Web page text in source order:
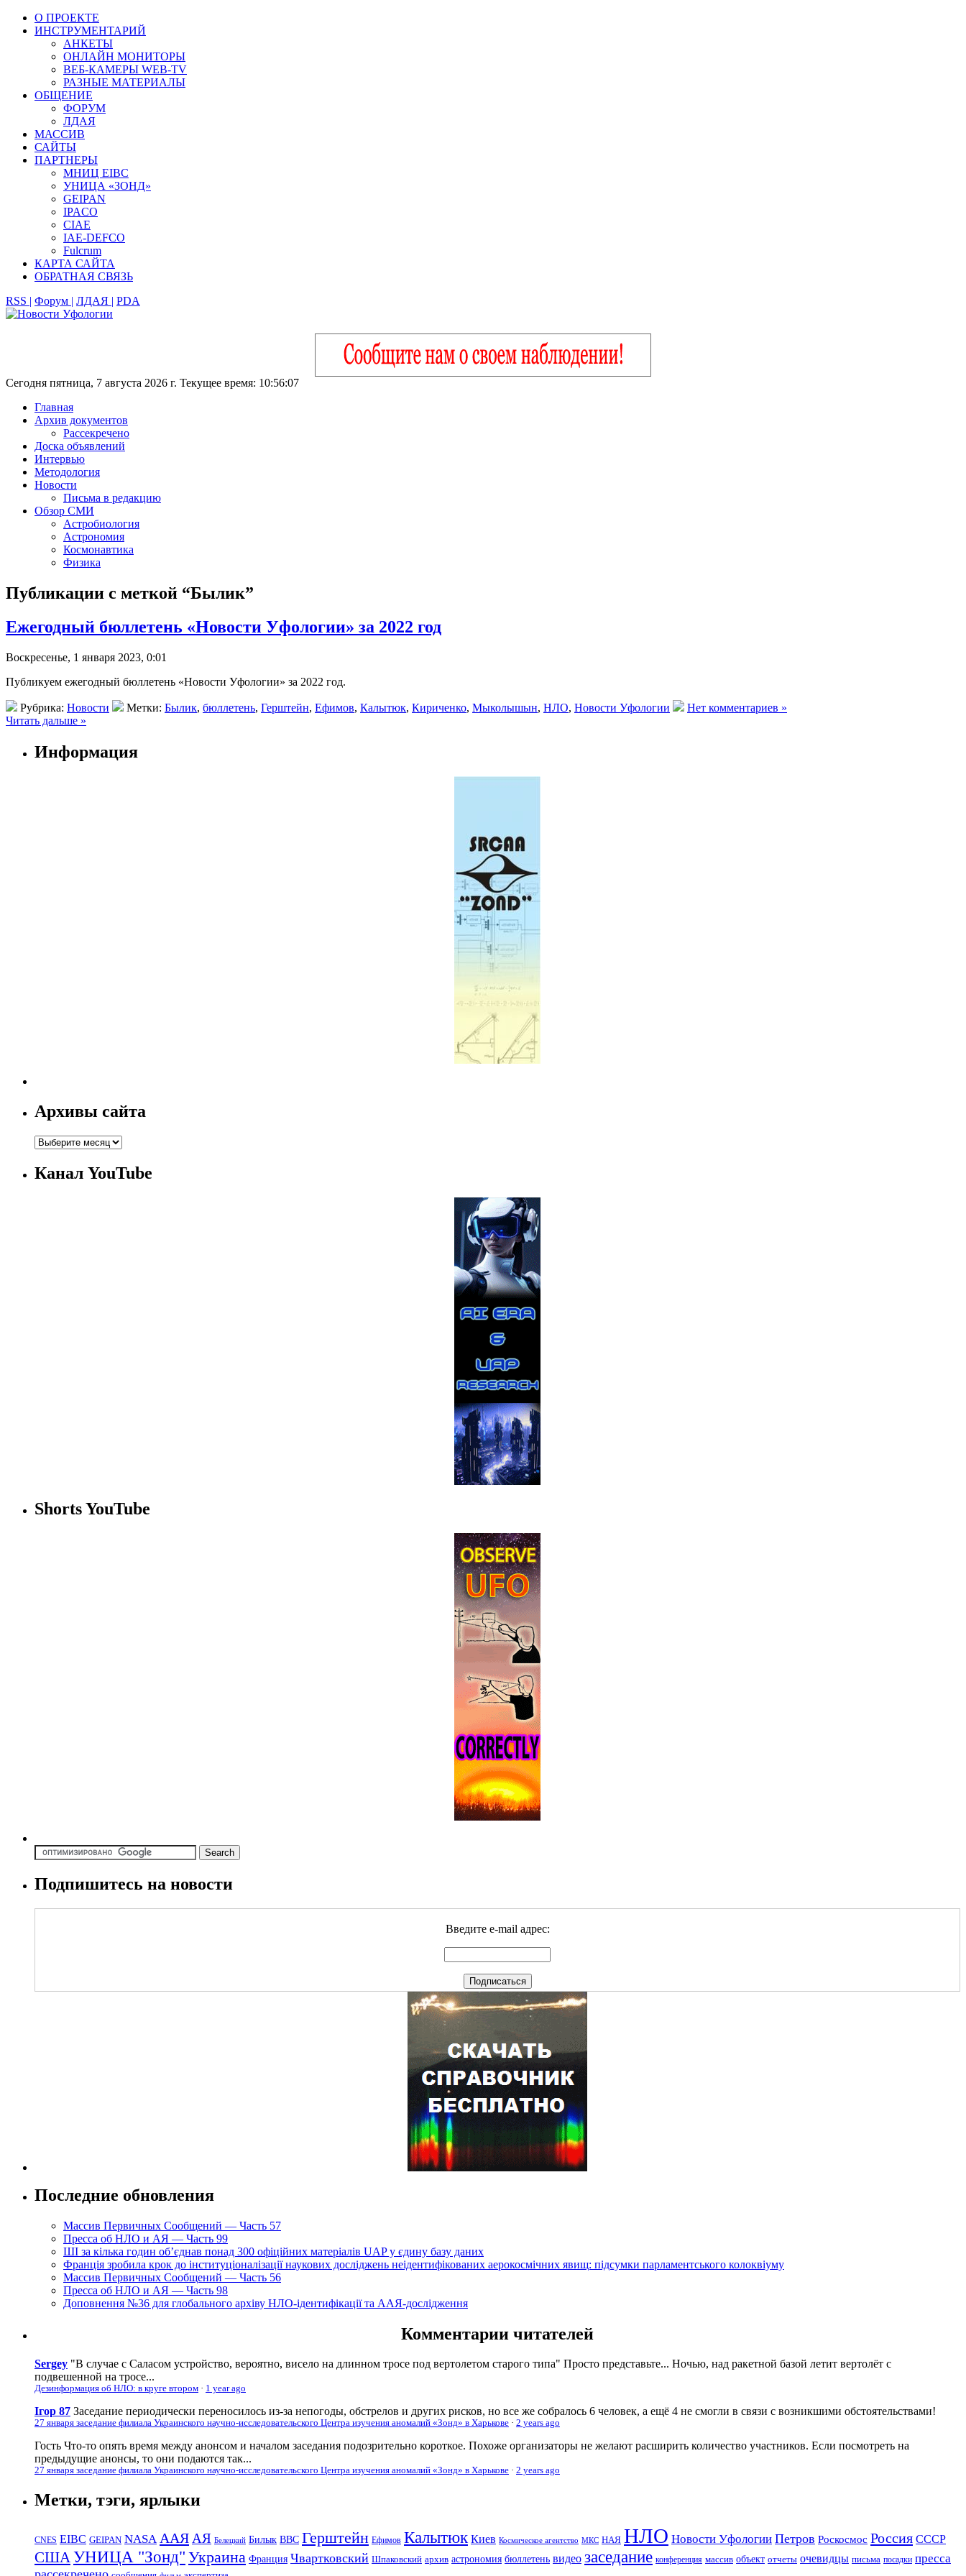
О ПРОЕКТЕ
ИНСТРУМЕНТАРИЙ
АНКЕТЫ
ОНЛАЙН МОНИТОРЫ
ВЕБ-КАМЕРЫ WEB-TV
РАЗНЫЕ МАТЕРИАЛЫ
ОБЩЕНИЕ
ФОРУМ
ЛДАЯ
МАССИВ
САЙТЫ
ПАРТНЕРЫ
МНИЦ EIBC
УНИЦА «ЗОНД»
GEIPAN
IPACO
CIAE
IAE-DEFCO
Fulcrum
КАРТА САЙТА
ОБРАТНАЯ СВЯЗЬ
RSS | Форум | ЛДАЯ | PDA
Сегодня пятница, 7 августа 2026 г. Текущее время: 10:56:07
Главная
Архив документов
Рассекречено
Доска объявлений
Интервью
Методология
Новости
Письма в редакцию
Обзор СМИ
Астробиология
Астрономия
Космонавтика
Физика
Публикации с меткой “Былик”
Ежегодный бюллетень «Новости Уфологии» за 2022 год
Воскресенье, 1 января 2023, 0:01
Публикуем ежегодный бюллетень «Новости Уфологии» за 2022 год.
Рубрика: Новости Метки: Былик, бюллетень, Герштейн, Ефимов, Калытюк, Кириченко, Мыколышын, НЛО, Новости Уфологии
Нет комментариев »
Читать дальше »
Информация
Архивы сайта
Канал YouTube
Shorts YouTube
Подпишитесь на новости
Введите e-mail адрес:
Последние обновления
Массив Первичных Сообщений — Часть 57
Пресса об НЛО и АЯ — Часть 99
ШІ за кілька годин об’єднав понад 300 офіційних матеріалів UAP у єдину базу даних
Франція зробила крок до інституціоналізації наукових досліджень неідентифікованих аерокосмічних явищ: підсумки парламентського колоквіуму
Массив Первичных Сообщений — Часть 56
Пресса об НЛО и АЯ — Часть 98
Доповнення №36 для глобального архіву НЛО-ідентифікації та ААЯ-дослідження
Комментарии читателей
Sergey "В случае с Саласом устройство, вероятно, висело на длинном тросе под вертолетом старого типа" Просто представьте... Ночью, над ракетной базой летит вертолёт с
подвешенной на тросе...
Дезинформация об НЛО: в круге втором · 1 year ago
Ігор 87 Заседание периодически переносилось из-за непогоды, обстрелов и других рисков, но все же собралось 6 человек, а ещё 4 не смогли в связи с возникшими обстоятельствами!
27 января заседание филиала Украинского научно-исследовательского Центра изучения аномалий «Зонд» в Харькове · 2 years ago
Гость Что-то опять время между анонсом и началом заседания подозрительно короткое. Похоже организаторы не желают расширить количество участников. Если посмотреть на
предыдущие анонсы, то они подаются так...
27 января заседание филиала Украинского научно-исследовательского Центра изучения аномалий «Зонд» в Харькове · 2 years ago
Метки, тэги, ярлыки
CNES EIBC GEIPAN NASA ААЯАЯ Белецкий Билык ВВС Герштейн Ефимов Калытюк Киев Космическое агентство МКС НАЯ НЛО Новости Уфологии Петров Роскосмос Россия СССР
США УНИЦА "Зонд" Украина Франция Чвартковский Шпаковский архив астрономия бюллетень видео заседание конференция массив объект отчеты очевидцы письма посадки пресса